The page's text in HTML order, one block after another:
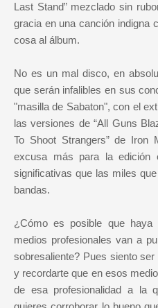
Last Stand” mezclado sin
gracia en una canción indigna
cosa al álbum.
No es un mal disco, en
que serán infalibles en sus
"masilla de Sabaton", con el
las versiones de “All Guns
To Shoot Strangers” de Iron
excusa más para la edición
significativas que las miles
bandas.
¿Cómo es posible que
medios profesionales van a
sobresaliente? Pues siento
y recordarte que en esos
de esa profesionalidad a la